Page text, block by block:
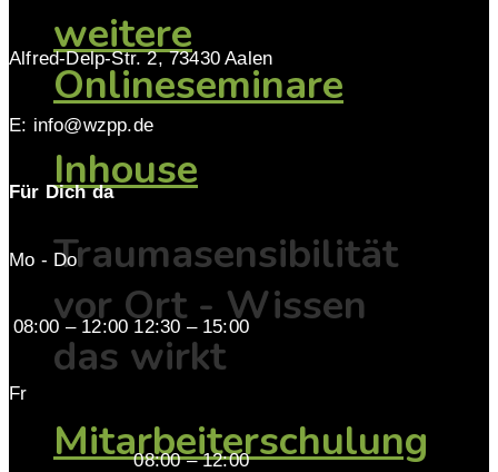
weitere
Onlineseminare
Inhouse
Traumasensibilität
vor Ort - Wissen
das wirkt
Mitarbeiterschulung
Alfred-Delp-Str. 2, 73430 Aalen
E: info@wzpp.de
Für Dich da
Mo - Do
08:00 – 12:00 12:30 – 15:00
Fr
08:00 – 12:00